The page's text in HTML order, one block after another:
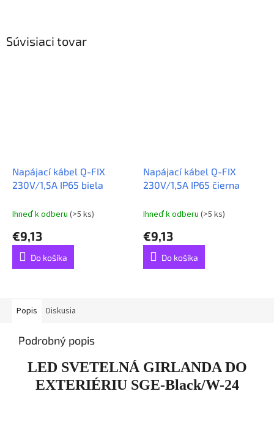
Súvisiaci tovar
Napájací kábel Q-FIX
230V/1,5A IP65 biela
Ihneď k odberu (>5 ks)
€9,13
Do košíka
Napájací kábel Q-FIX
230V/1,5A IP65 čierna
Ihneď k odberu (>5 ks)
€9,13
Do košíka
Popis Diskusia
Podrobný popis
LED SVETELNÁ GIRLANDA DO
EXTERIÉRIU SGE-Black/W-24